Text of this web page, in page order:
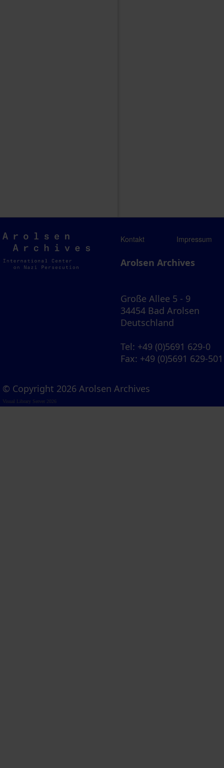
Arolsen
Archives
Kontakt Impressum
Arolsen Archives
Große Allee 5 - 9
34454 Bad Arolsen
Deutschland
Tel: +49 (0)5691 629-0
Fax: +49 (0)5691 629-501
© Copyright 2026 Arolsen Archives
Visual Library Server 2026